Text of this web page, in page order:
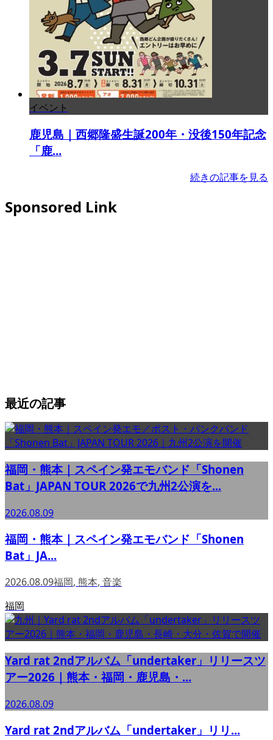
イベント
鹿児島｜西郷隆盛生誕200年・没後150年記念
「鹿...
続きの記事を見る
Sponsored Link
最近の記事
福岡・熊本｜スペイン発エモバンド「Shonen
Bat」JAPAN TOUR 2026で九州2公演を...
2026.08.09
福岡・熊本｜スペイン発エモバンド「Shonen
Bat」JA...
2026.08.09福岡, 熊本, 音楽
福岡
Yard rat 2ndアルバム「undertaker」リリースツ
アー2026｜熊本・福岡・鹿児島・...
2026.08.09
Yard rat 2ndアルバム「undertaker」リリ...